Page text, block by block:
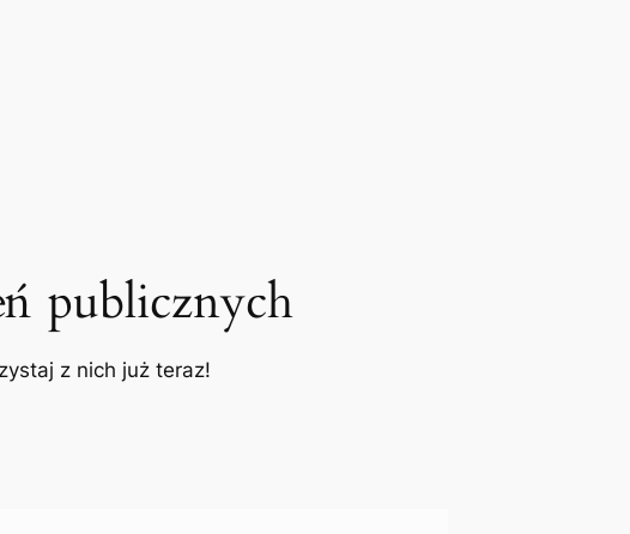
publicznych
z nich już teraz!